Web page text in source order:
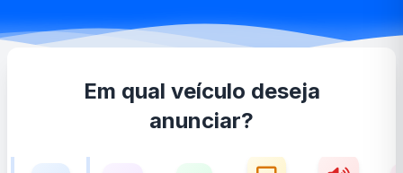
Em qual veículo deseja
anunciar?